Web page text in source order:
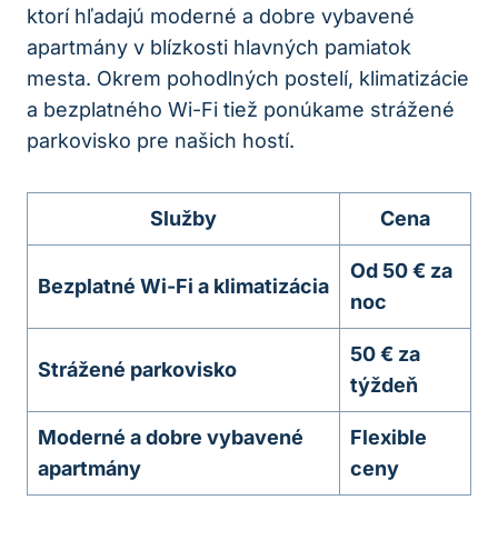
ktorí hľadajú moderné a dobre vybavené
apartmány v blízkosti hlavných pamiatok
mesta. Okrem pohodlných postelí, klimatizácie
a bezplatného Wi-Fi tiež ponúkame strážené
parkovisko pre našich hostí.
Služby Cena
Bezplatné Wi-Fi a klimatizácia
Od 50 € za
noc
Strážené parkovisko
50 € za
týždeň
Moderné a dobre vybavené
apartmány
Flexible
ceny